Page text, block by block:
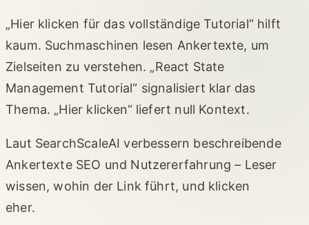
„Hier klicken für das vollständige Tutorial“ hilft
kaum. Suchmaschinen lesen Ankertexte, um
Zielseiten zu verstehen. „React State
Management Tutorial“ signalisiert klar das
Thema. „Hier klicken“ liefert null Kontext.
Laut SearchScaleAI verbessern beschreibende
Ankertexte SEO und Nutzererfahrung – Leser
wissen, wohin der Link führt, und klicken
eher.